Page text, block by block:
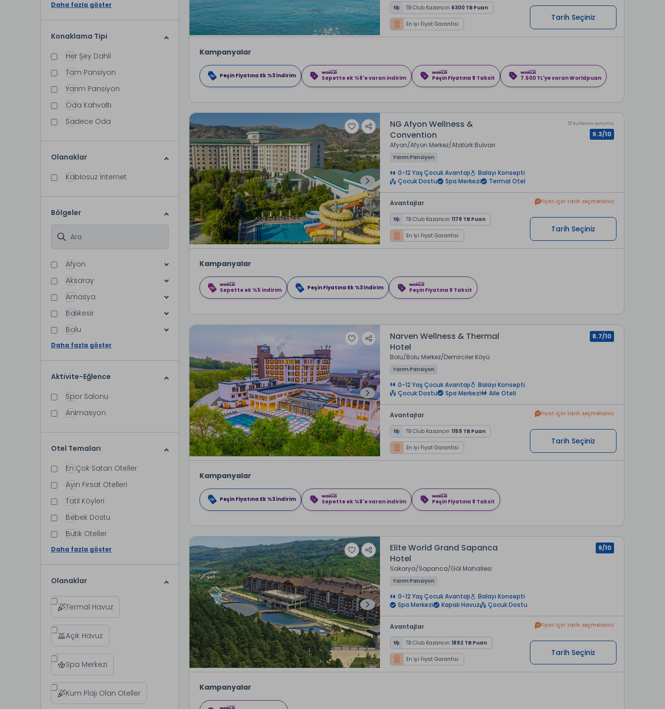
Daha fazla göster
Konaklama Tipi
Her Şey Dahil
Tam Pansiyon
Yarım Pansiyon
Oda Kahvaltı
Sadece Oda
Olanaklar
Kablosuz İnternet
Bölgeler
Afyon
Aksaray
Amasya
Balıkesir
Bolu
Daha fazla göster
Aktivite-Eğlence
Spor Salonu
Animasyon
Otel Temaları
En Çok Satan Oteller
Ayın Fırsat Otelleri
Tatil Köyleri
Bebek Dostu
Butik Oteller
Daha fazla göster
Olanaklar
Termal Havuz
Açık Havuz
Spa Merkezi
Kum Plajı Olan Oteller
TB Club Kazancın 6300 TB Puan
En İyi Fiyat Garantisi
Tarih Seçiniz
Kampanyalar
Peşin Fiyatına Ek %3 İndirim Sepette ek %8'e varan indirim Peşin Fiyatına 9 Taksit 7.500 TL'ye varan Worldpuan
NG Afyon Wellness &
Convention
Afyon Afyon Merkez Atatürk Bulvarı
Yarım Pansiyon
0-12 Yaş Çocuk Avantajı
Balayı Konsepti
Çocuk Dostu
Spa Merkezi Termal Otel
12 kullanıcı yorumu
9.3/10
Avantajlar
TB Club Kazancın 1178 TB Puan
En İyi Fiyat Garantisi
Fiyat için tarih seçmelisiniz
Tarih Seçiniz
Kampanyalar
Sepette ek %5 indirim Peşin Fiyatına Ek %3 İndirim Peşin Fiyatına 9 Taksit
Narven Wellness & Thermal
Hotel
Bolu Bolu Merkez Demirciler Köyü
Yarım Pansiyon
0-12 Yaş Çocuk Avantajı
Balayı Konsepti
Çocuk Dostu
Spa Merkezi Aile Oteli
8.7/10
Avantajlar
TB Club Kazancın 1159 TB Puan
En İyi Fiyat Garantisi
Fiyat için tarih seçmelisiniz
Tarih Seçiniz
Kampanyalar
Peşin Fiyatına Ek %3 İndirim Sepette ek %8'e varan indirim Peşin Fiyatına 9 Taksit
Elite World Grand Sapanca
Hotel
Sakarya Sapanca Göl Mahallesi
Yarım Pansiyon
0-12 Yaş Çocuk Avantajı
Balayı Konsepti
Spa Merkezi
Kapalı Havuz Çocuk Dostu
9/10
Avantajlar
TB Club Kazancın 1892 TB Puan
En İyi Fiyat Garantisi
Fiyat için tarih seçmelisiniz
Tarih Seçiniz
Kampanyalar